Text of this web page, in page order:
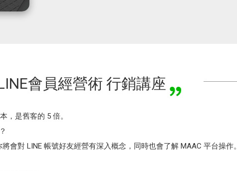
會員經營術 行銷講座
，是舊客的 5 倍。
會對 LINE 帳號好友經營有深入概念，同時也會了解 MAAC 平台操作。